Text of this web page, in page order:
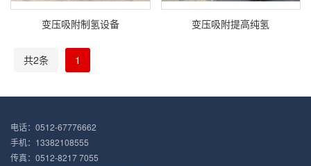
变压吸附制氢设备 变压吸附提高纯氢
共2条 1
电话：0512-67776662
手机：13382108555
传真：0512-8217 7055